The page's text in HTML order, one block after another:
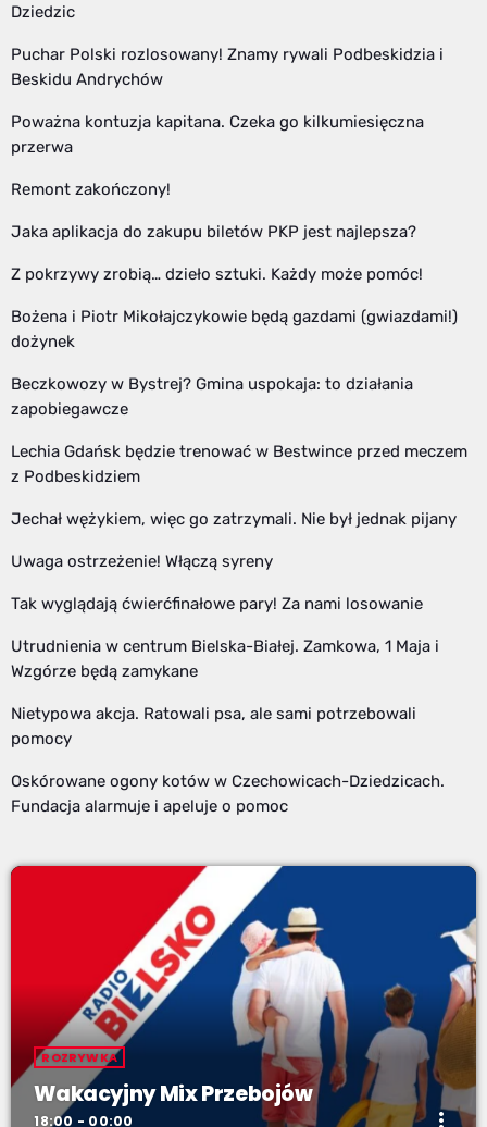
Dziedzic
Puchar Polski rozlosowany! Znamy rywali Podbeskidzia i
Beskidu Andrychów
Poważna kontuzja kapitana. Czeka go kilkumiesięczna
przerwa
Remont zakończony!
Jaka aplikacja do zakupu biletów PKP jest najlepsza?
Z pokrzywy zrobią… dzieło sztuki. Każdy może pomóc!
Bożena i Piotr Mikołajczykowie będą gazdami (gwiazdami!)
dożynek
Beczkowozy w Bystrej? Gmina uspokaja: to działania
zapobiegawcze
Lechia Gdańsk będzie trenować w Bestwince przed meczem
z Podbeskidziem
Jechał wężykiem, więc go zatrzymali. Nie był jednak pijany
Uwaga ostrzeżenie! Włączą syreny
Tak wyglądają ćwierćfinałowe pary! Za nami losowanie
Utrudnienia w centrum Bielska-Białej. Zamkowa, 1 Maja i
Wzgórze będą zamykane
Nietypowa akcja. Ratowali psa, ale sami potrzebowali
pomocy
Oskórowane ogony kotów w Czechowicach-Dziedzicach.
Fundacja alarmuje i apeluje o pomoc
ROZRYWKA
Wakacyjny Mix Przebojów
18:00 - 00:00 more_vert